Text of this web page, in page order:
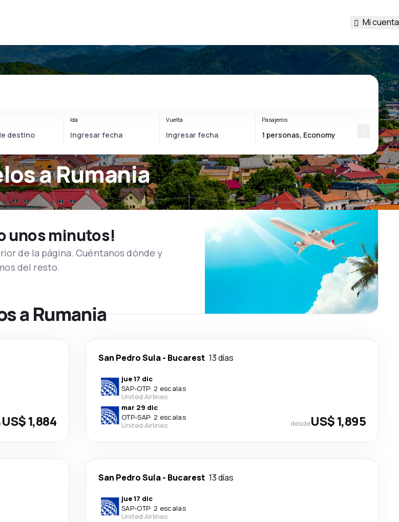
Mi cuenta
a Rumania
Ida Vuelta Pasajeros
unos minutos!
de la página. Cuéntanos dónde y
del resto.
a Rumania
US$ 1,884
San Pedro Sula- Bucarest 13 días
jue 17 dic
SAP-OTP· 2 escalas
United Airlines
mar 29 dic
OTP-SAP· 2 escalas
United Airlines
desdeUS$ 1,895
San Pedro Sula- Bucarest 13 días
jue 17 dic
SAP-OTP· 2 escalas
United Airlines